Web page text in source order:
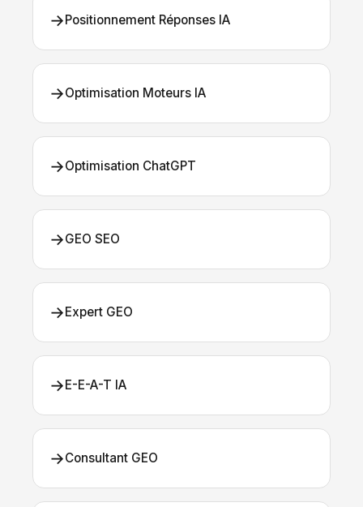
→Positionnement Réponses IA
→Optimisation Moteurs IA
→Optimisation ChatGPT
→GEO SEO
→Expert GEO
→E-E-A-T IA
→Consultant GEO